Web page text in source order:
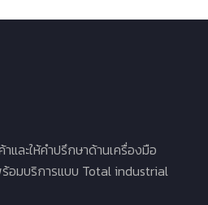
และให้คำปรึกษาด้านเครื่องมือ
มบริการแบบ Total industrial